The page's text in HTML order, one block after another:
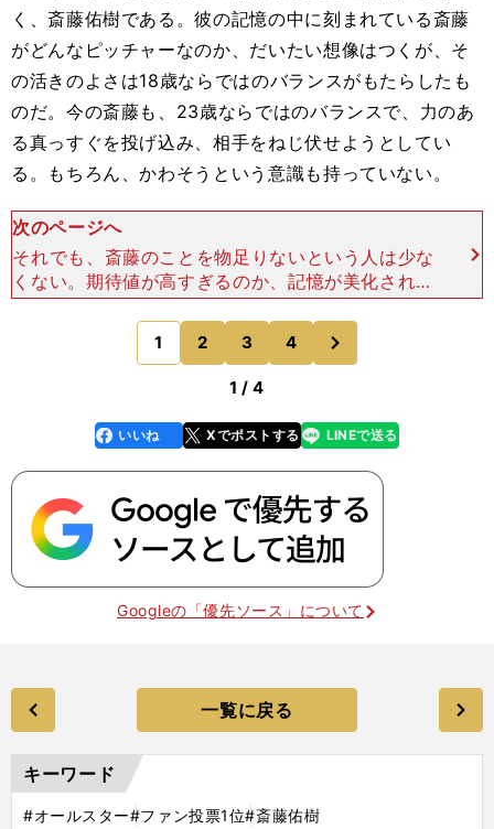
く、斎藤佑樹である。彼の記憶の中に刻まれている斎藤
がどんなピッチャーなのか、だいたい想像はつくが、そ
の活きのよさは18歳ならではのバランスがもたらしたも
のだ。今の斎藤も、23歳ならではのバランスで、力のあ
る真っすぐを投げ込み、相手をねじ伏せようとしてい
る。もちろん、かわそうという意識も持っていない。
次のページへ
それでも、斎藤のことを物足りないという人は少な
くない。期待値が高すぎるのか、記憶が美化されて
いるのか、あるいは斎藤にさらなる飛躍が必要なの
か。 いずれにしても、斎藤佑樹は何かを求められ
ている。だか
1 2 3 4
のページへ
1 / 4
faceboo
k
いいね Xでポストする
line LINEで送る
Googleの「優先ソース」について
一覧に戻る
キーワード
#オールスター#ファン投票1位#斎藤佑樹